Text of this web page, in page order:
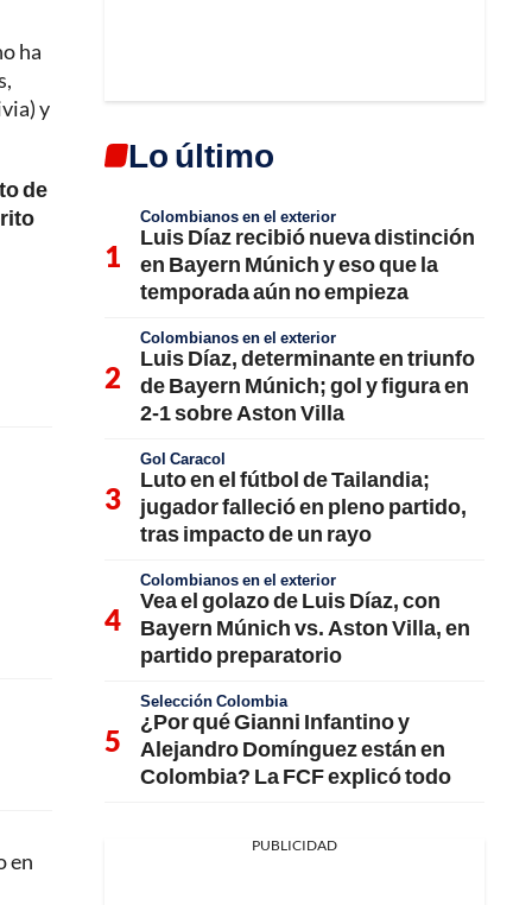
ha
y
de
en
Lo último
Colombianos en el exterior
Luis Díaz recibió nueva distinción
en Bayern Múnich y eso que la
temporada aún no empieza
Colombianos en el exterior
Luis Díaz, determinante en triunfo
de Bayern Múnich; gol y figura en
2-1 sobre Aston Villa
Gol Caracol
Luto en el fútbol de Tailandia;
jugador falleció en pleno partido,
tras impacto de un rayo
Colombianos en el exterior
Vea el golazo de Luis Díaz, con
Bayern Múnich vs. Aston Villa, en
partido preparatorio
Selección Colombia
¿Por qué Gianni Infantino y
Alejandro Domínguez están en
Colombia? La FCF explicó todo
PUBLICIDAD